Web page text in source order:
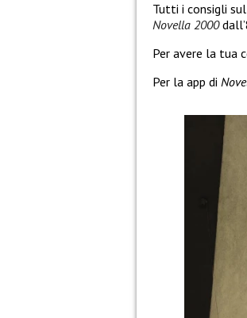
Tutti i consigli
Novella 2000
Per avere la tua
Per la app di